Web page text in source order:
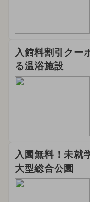
入館料割引クー
る温浴施設
入園無料！未就
大型総合公園